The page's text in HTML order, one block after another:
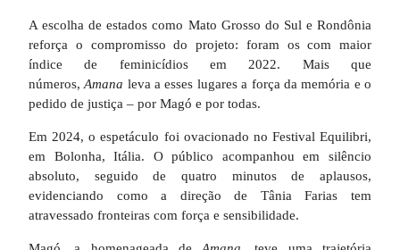
A escolha de estados como Mato Grosso do Sul e Rondônia
reforça o compromisso do projeto: foram os com maior
índice de feminicídios em 2022. Mais que
números,Amana leva a esses lugares a força da memória e o
pedido de justiça – por Magó e por todas.
Em 2024, o espetáculo foi ovacionado no Festival Equilibri,
em Bolonha, Itália. O público acompanhou em silêncio
absoluto, seguido de quatro minutos de aplausos,
evidenciando como a direção de Tânia Farias tem
atravessado fronteiras com força e sensibilidade.